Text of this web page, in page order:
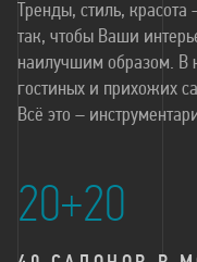
Тренды, стиль,
так, чтобы Ваши
наилучшим образом. В
гостиных и прихожих
Всё это –
20+20